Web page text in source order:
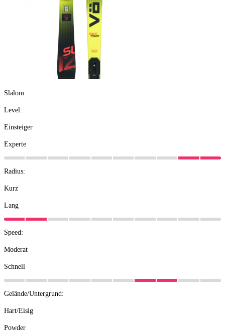
Slalom
Level:
Einsteiger
Experte
Radius:
Kurz
Lang
Speed:
Moderat
Schnell
Gelände/Untergrund:
Hart/Eisig
Powder